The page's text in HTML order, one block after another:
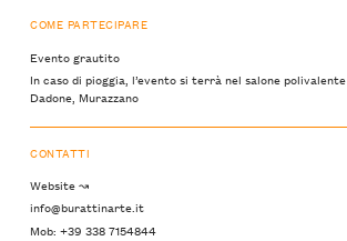
COME PARTECIPARE
Evento grautito
In caso di pioggia, l’evento si terrà nel salone
Dadone, Murazzano
CONTATTI
Website ↝
info@burattinarte.it
Mob: +39 338 7154844